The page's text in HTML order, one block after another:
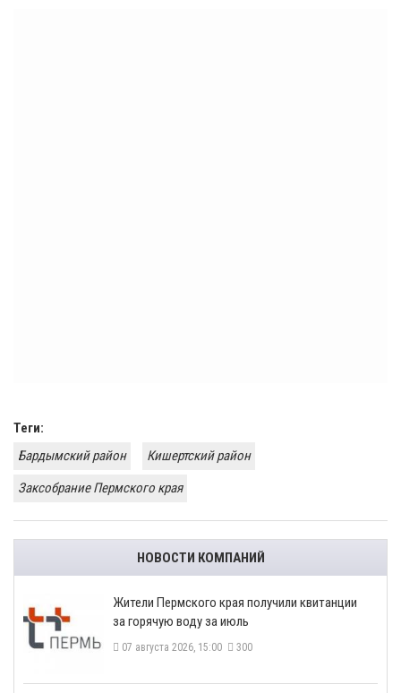
Теги:
Бардымский район
Кишертский район
Заксобрание Пермского края
НОВОСТИ КОМПАНИЙ
​Жители Пермского края получили квитанции
за горячую воду за июль
07 августа 2026, 15:00 300